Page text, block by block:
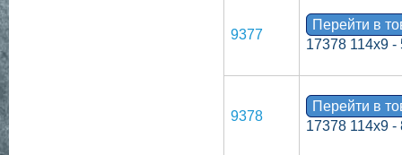
9377
Перейти в
17378 114х9 -
9378
Перейти в
17378 114х9 -